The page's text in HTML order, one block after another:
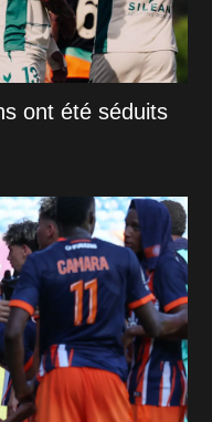
ont été séduits